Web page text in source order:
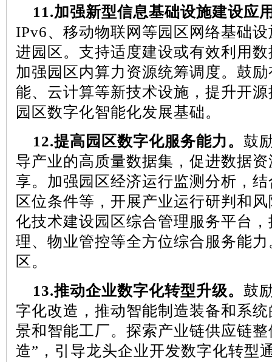
11.加强新型信息基础设施建设应
IPv6、移动物联网等园区网络基础
进园区。支持适度建设或有效利用
加强园区内算力资源统筹调度。鼓
能、云计算等新技术设施，提升开
园区数字化智能化发展基础。
12.提高园区数字化服务能力。 鼓
导产业的高质量数据集，促进数据
享。加强园区经济运行监测分析，
区位条件等，开展产业运行研判和
化技术建设园区综合管理服务平台
理、物业管控等全方位综合服务能
区。
13.推动企业数字化转型升级。 鼓
字化改造，推动智能制造装备和系
景和智能工厂。探索产业链供应链
造”，引导龙头企业开发数字化转型